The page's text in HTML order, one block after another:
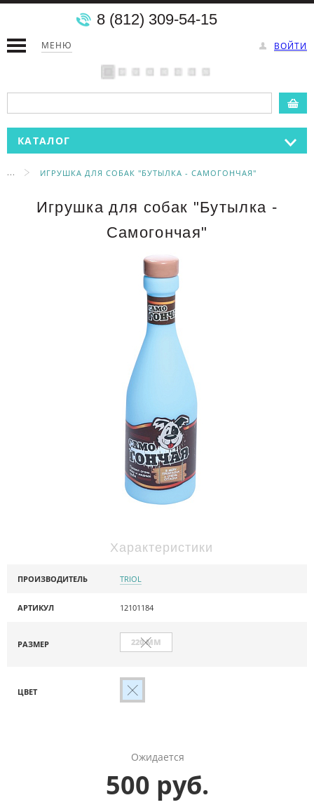
МЕНЮ ВОЙТИ
8 (812) 309-54-15
КАТАЛОГ
... ИГРУШКА ДЛЯ СОБАК "БУТЫЛКА - САМОГОНЧАЯ"
Игрушка для собак "Бутылка -
Самогончая"
Характеристики
ПРОИЗВОДИТЕЛЬ TRIOL
АРТИКУЛ 12101184
РАЗМЕР 220 ММ
ЦВЕТ
Ожидается
500 руб.